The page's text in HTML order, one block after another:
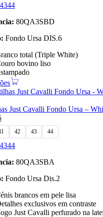
4344
80QA3SBD
Fondo Ursa DIS.6
total (Triple White)
bovino liso
Just Cavalli Fondo Ursa –
42 43 44
4344
80QA3SBA
Fondo Ursa Dis.2
brancos em pele lisa
exclusivos em contraste
Just Cavalli perfurado na